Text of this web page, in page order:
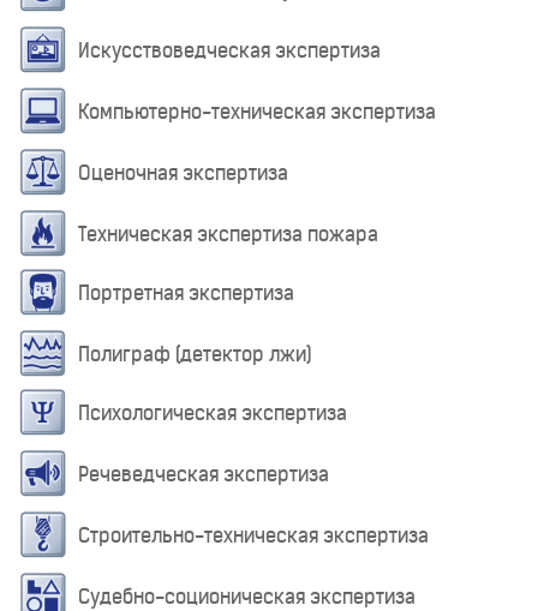
Искусствоведческая экспертиза
Компьютерно-техническая экспертиза
Оценочная экспертиза
Техническая экспертиза пожара
Портретная экспертиза
Полиграф (детектор лжи)
Психологическая экспертиза
Речеведческая экспертиза
Строительно-техническая экспертиза
Судебно-соционическая экспертиза